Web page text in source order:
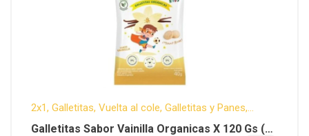
2x1, Galletitas, Vuelta al cole, Galletitas y Panes,
SMOOKIES ,Organicos
Galletitas Sabor Vainilla Organicas X 120 Gs (